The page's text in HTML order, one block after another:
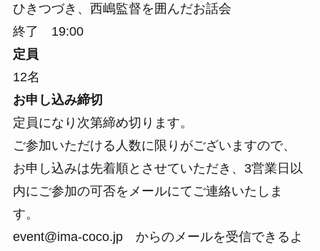
ひきつづき、西嶋監督を囲んだお話会
終了 19:00
定員
12名
お申し込み締切
定員になり次第締め切ります。
ご参加いただける人数に限りがございますので、
お申し込みは先着順とさせていただき、3営業日以
内に ご参加の可否をメールにてご連絡いたしま
す。
event@ima-coco.jp からのメールを受信できるよ